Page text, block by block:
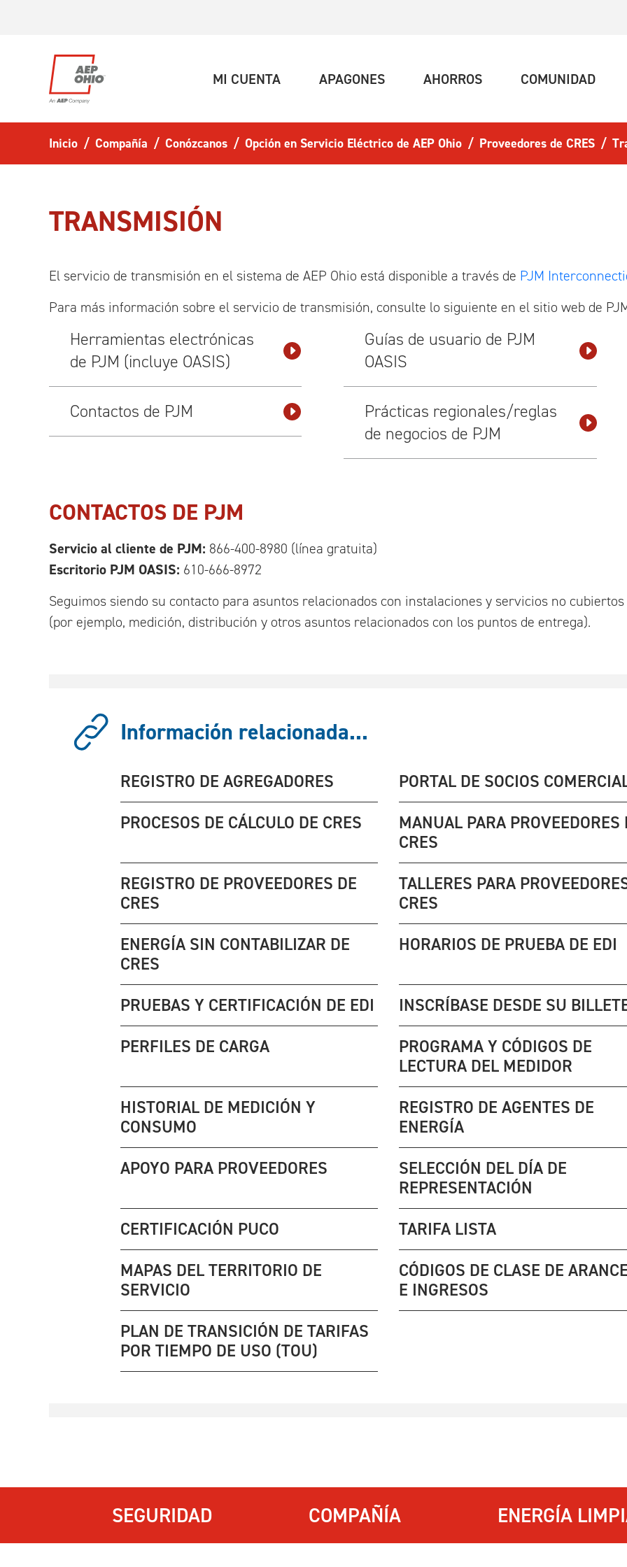
MI CUENTA (ACTUAL)APAGONES(ACTUAL)AHORROS(ACTUAL)COMUNIDAD
Inicio Compañía Conózcanos Opción en Servicio Eléctrico de AEP Ohio Proveedores de CRES
TRANSMISIÓN
El servicio de transmisión en el sistema de AEP Ohio está disponible a través de PJM
Para más información sobre el servicio de transmisión, consulte lo siguiente en el sitio web de
Herramientas electrónicas
de PJM (incluye OASIS)
Contactos de PJM
Guías de usuario de PJM
OASIS
Prácticas regionales/reglas
de negocios de PJM
CONTACTOS DE PJM
Servicio al cliente de PJM: 866-400-8980 (línea gratuita)
Escritorio PJM OASIS: 610-666-8972
Seguimos siendo su contacto para asuntos relacionados con instalaciones y servicios no cubiertos
(por ejemplo, medición, distribución y otros asuntos relacionados con los puntos de entrega).
Información relacionada...
REGISTRO DE AGREGADORES
PORTAL DE SOCIOS
PROCESOS DE CÁLCULO DE CRES
MANUAL PARA PROVEEDORES
CRES
REGISTRO DE PROVEEDORES DE
CRES
TALLERES PARA
CRES
ENERGÍA SIN CONTABILIZAR DE
CRES
HORARIOS DE PRUEBA DE EDI
PRUEBAS Y CERTIFICACIÓN DE EDI
INSCRÍBASE DESDE SU
PERFILES DE CARGA
PROGRAMA Y CÓDIGOS DE
LECTURA DEL MEDIDOR
HISTORIAL DE MEDICIÓN Y
CONSUMO
REGISTRO DE AGENTES DE
ENERGÍA
APOYO PARA PROVEEDORES
SELECCIÓN DEL DÍA DE
REPRESENTACIÓN
CERTIFICACIÓN PUCO
TARIFA LISTA
MAPAS DEL TERRITORIO DE
SERVICIO
CÓDIGOS DE CLASE DE
E INGRESOS
PLAN DE TRANSICIÓN DE TARIFAS
POR TIEMPO DE USO (TOU)
SEGURIDAD COMPAÑÍA ENERGÍA